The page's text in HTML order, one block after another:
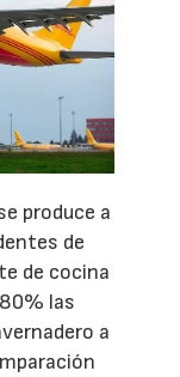
produce a
de
de cocina
las
a